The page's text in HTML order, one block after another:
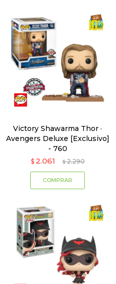
Victory Shawarma Thor ·
Avengers Deluxe [Exclusivo]
- 760
$ 2.061 $ 2.290